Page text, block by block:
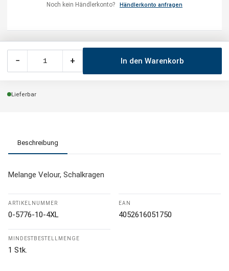
Noch kein Händlerkonto? Händlerkonto anfragen
− + In den Warenkorb
Lieferbar
Beschreibung
Melange Velour, Schalkragen
ARTIKELNUMMER
0-5776-10-4XL
EAN
4052616051750
MINDESTBESTELLMENGE
1 Stk.